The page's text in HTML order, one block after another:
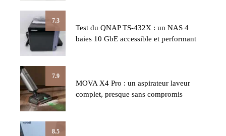
7.3
Test du QNAP TS-432X : un NAS 4
baies 10 GbE accessible et performant
7.9
MOVA X4 Pro : un aspirateur laveur
complet, presque sans compromis
8.5